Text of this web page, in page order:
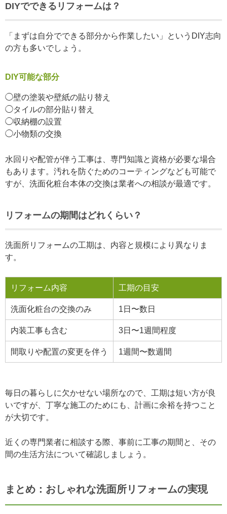
DIYでできるリフォームは？
「まずは自分でできる部分から作業したい」というDIY志向
の方も多いでしょう。
DIY可能な部分
◯壁の塗装や壁紙の貼り替え
◯タイルの部分貼り替え
◯収納棚の設置
◯小物類の交換
水回りや配管が伴う工事は、専門知識と資格が必要な場合
もあります。汚れを防ぐためのコーティングなども可能で
すが、洗面化粧台本体の交換は業者への相談が最適です。
リフォームの期間はどれくらい？
洗面所リフォームの工期は、内容と規模により異なりま
す。
リフォーム内容 工期の目安
洗面化粧台の交換のみ 1日〜数日
内装工事も含む 3日〜1週間程度
間取りや配置の変更を伴う 1週間〜数週間
毎日の暮らしに欠かせない場所なので、工期は短い方が良
いですが、丁寧な施工のためにも、計画に余裕を持つこと
が大切です。
近くの専門業者に相談する際、事前に工事の期間と、その
間の生活方法について確認しましょう。
まとめ：おしゃれな洗面所リフォームの実現